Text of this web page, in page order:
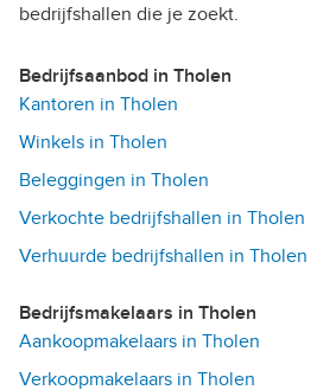
bedrijfshallen die je zoekt.
Bedrijfsaanbod in Tholen
Kantoren in Tholen
Winkels in Tholen
Beleggingen in Tholen
Verkochte bedrijfshallen in Tholen
Verhuurde bedrijfshallen in Tholen
Bedrijfsmakelaars in Tholen
Aankoopmakelaars in Tholen
Verkoopmakelaars in Tholen